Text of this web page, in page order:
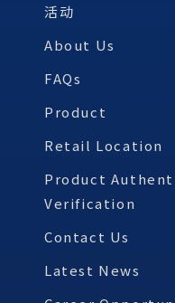
活动
About Us
FAQs
Product
Retail Location
Product
Verification
Contact Us
Latest News